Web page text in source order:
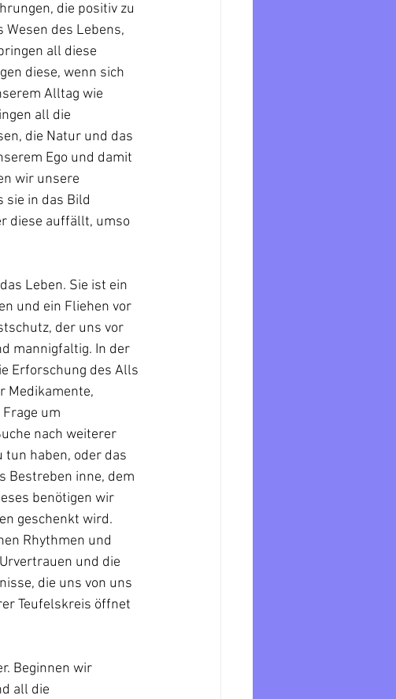
die positiv zu
des Lebens,
all diese
diese, wenn sich
Alltag wie
all die
die Natur und das
Ego und damit
wir unsere
sie in das Bild
diese auffällt, umso
Leben. Sie ist ein
und ein Fliehen vor
der uns vor
mannigfaltig. In der
Erforschung des Alls
Medikamente,
um
nach weiterer
haben, oder das
Bestreben inne, dem
benötigen wir
geschenkt wird.
Rhythmen und
und die
die uns von uns
Teufelskreis öffnet
Beginnen wir
all die